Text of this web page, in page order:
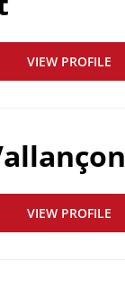
VIEW PROFILE
VIEW PROFILE